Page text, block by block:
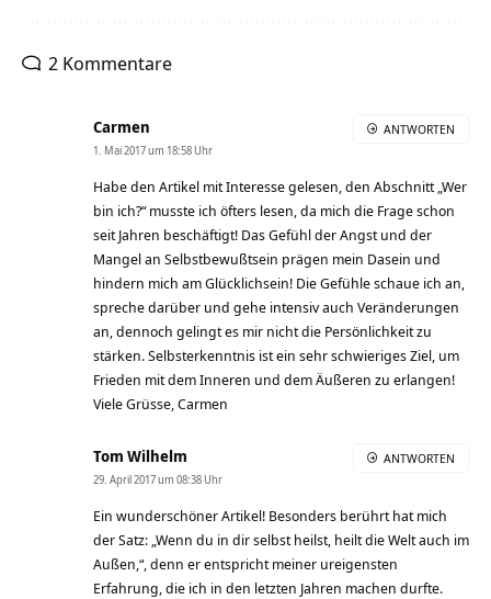
2 Kommentare
Carmen
1. Mai 2017 um 18:58 Uhr
Habe den Artikel mit Interesse gelesen, den Abschnitt „Wer
bin ich?“ musste ich öfters lesen, da mich die Frage schon
seit Jahren beschäftigt! Das Gefühl der Angst und der
Mangel an Selbstbewußtsein prägen mein Dasein und
hindern mich am Glücklichsein! Die Gefühle schaue ich an,
spreche darüber und gehe intensiv auch Veränderungen
an, dennoch gelingt es mir nicht die Persönlichkeit zu
stärken. Selbsterkenntnis ist ein sehr schwieriges Ziel, um
Frieden mit dem Inneren und dem Äußeren zu erlangen!
Viele Grüsse, Carmen
ANTWORTEN
Tom Wilhelm
29. April 2017 um 08:38 Uhr
Ein wunderschöner Artikel! Besonders berührt hat mich
der Satz: „Wenn du in dir selbst heilst, heilt die Welt auch im
Außen,“, denn er entspricht meiner ureigensten
Erfahrung, die ich in den letzten Jahren machen durfte.
ANTWORTEN